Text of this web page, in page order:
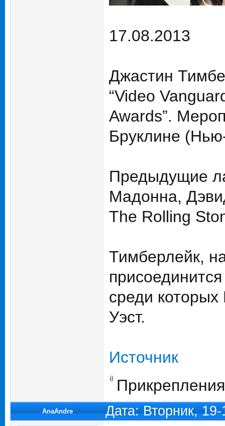
17.08.2013
Джастин
“Video
Awards”.
Бруклине
Предыдущие
Мадонна,
The Rolling
Тимберлейк,
среди
Уэст.
Источник
AnaAndre Дата: Вторник,